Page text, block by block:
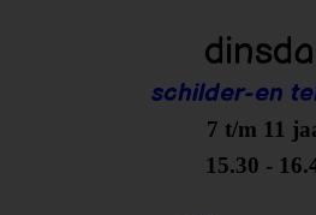
schilder-en
7 t/m 11
15.30 -